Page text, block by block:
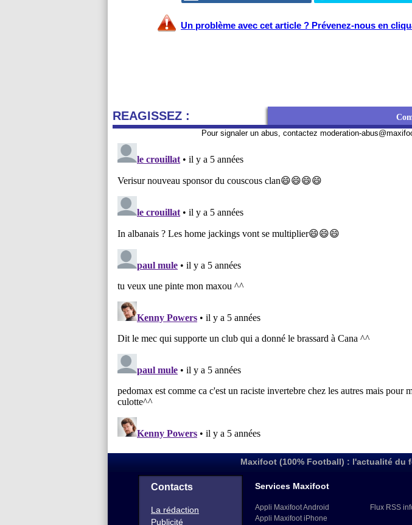
Un problème avec cet article ? Prévenez-nous en
REAGISSEZ :
Pour signaler un abus, contactez moderation-
Maxifoot (100% Football) : l'actualité du
Contacts
La rédaction
Publicité
Services Maxifoot
Appli Maxifoot Android
Appli Maxifoot iPhone
Flux RSS